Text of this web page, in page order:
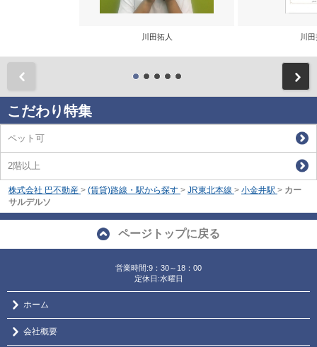
川田拓人 川
こだわり特集
ペット可
2階以上
株式会社 巴不動産 > (賃貸)路線・駅から探す > JR東北本線 > 小金井駅 > カー
サルデルソ
ページトップに戻る
営業時間:9：30～18：00
定休日:水曜日
ホーム
会社概要